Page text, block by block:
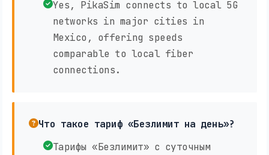
Yes, PikaSim connects to local 5G
networks in major cities in
Mexico, offering speeds
comparable to local fiber
connections.
Что такое тариф «Безлимит на день»?
Тарифы «Безлимит» с суточным